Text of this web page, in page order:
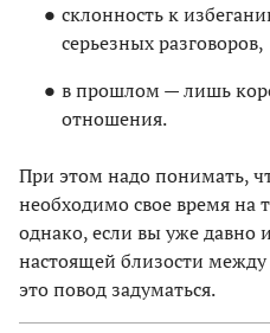
склонность к
серьезных разговоров,
в прошлом — лишь
отношения.
При этом надо понимать,
необходимо свое время на
однако, если вы уже давно
настоящей близости
это повод задуматься.